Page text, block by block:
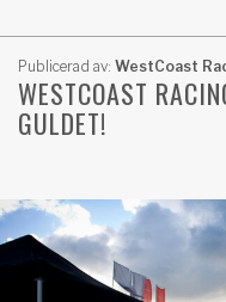
Publicerad av: WestCoast
WESTCOAST
GULDET!